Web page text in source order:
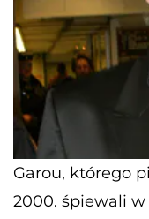
Garou, którego
2000. śpiewali w